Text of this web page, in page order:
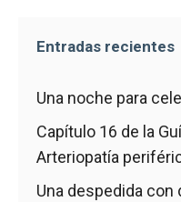
Entradas recientes
Una noche para
Capítulo 16 de la
Arteriopatía
Una despedida